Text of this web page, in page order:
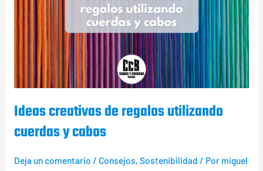
Ideas creativas de regalos utilizando
cuerdas y cabos
Deja un comentario / Consejos, Sostenibilidad / Por miguel
de
regalos
utilizando
cuerdas
y
cabos